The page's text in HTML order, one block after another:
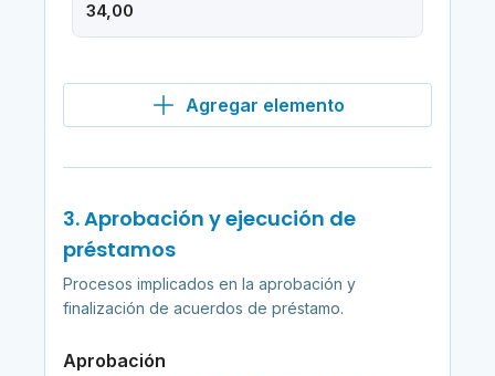
Agregar elemento
3. Aprobación y ejecución de
préstamos
Procesos implicados en la aprobación y
finalización de acuerdos de préstamo.
Aprobación